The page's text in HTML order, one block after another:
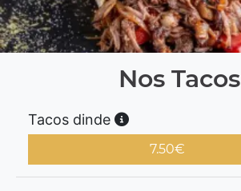
Nos Tacos
Tacos dinde
7.50€